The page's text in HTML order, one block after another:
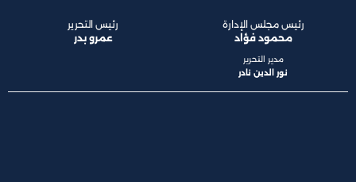
رئيس مجلس الإدارة
محمود فؤاد
مدير التحرير
نور الدين نادر
رئيس التحرير
عمرو بدر